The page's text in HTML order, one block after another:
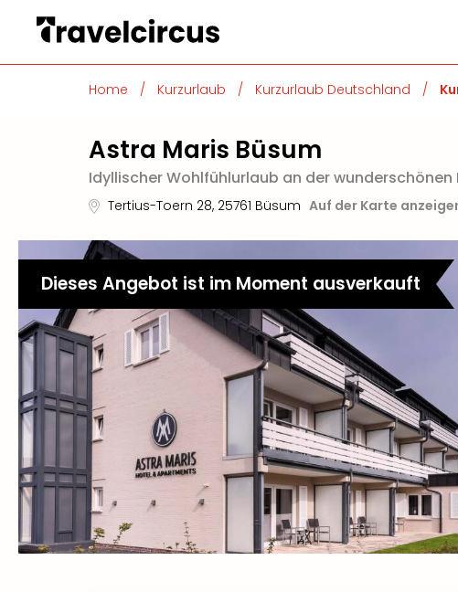
Home / Kurzurlaub / Kurzurlaub Deutschland /
Astra Maris Büsum
Idyllischer Wohlfühlurlaub an der wunderschönen
Tertius-Toern 28, 25761 Büsum Auf der Karte
Dieses Angebot ist im Moment ausverkauft